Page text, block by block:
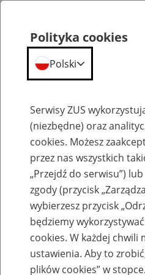
Emerytury
Baza
przekształconych
Polityka cookies
Polski
Serwisy ZUS
(niezbędne) oraz
cookies. Możesz
przez nas wszystkich
„Przejdź do serwisu”)
zgody (przycisk
wybierzesz przycisk
będziemy
cookies. W każdej chwili
ustawienia. Aby to
plików cookies” w stopce.